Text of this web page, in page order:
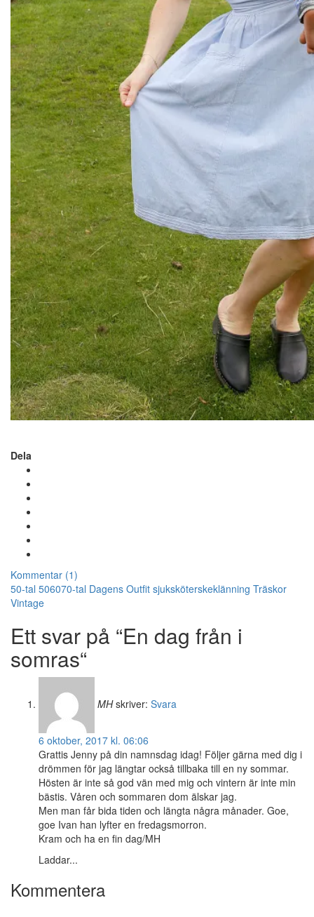
Dela
Kommentar (1)
50-tal 506070-tal Dagens Outfit sjuksköterskeklänning Träskor
Vintage
Ett svar på “En dag från i
somras“
MH skriver: Svara
6 oktober, 2017 kl. 06:06
Grattis Jenny på din namnsdag idag! Följer gärna med dig i
drömmen för jag längtar också tillbaka till en ny sommar.
Hösten är inte så god vän med mig och vintern är inte min
bästis. Våren och sommaren dom älskar jag.
Men man får bida tiden och längta några månader. Goe,
goe Ivan han lyfter en fredagsmorron.
Kram och ha en fin dag/MH
Laddar...
Kommentera